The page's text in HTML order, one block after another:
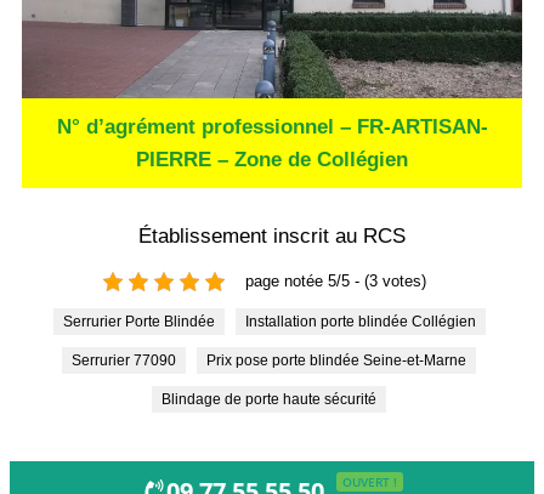
N° d’agrément professionnel – FR-ARTISAN-
PIERRE – Zone de Collégien
Établissement inscrit au RCS
page notée 5/5 - (3 votes)
Serrurier Porte Blindée Installation porte blindée Collégien
Serrurier 77090 Prix pose porte blindée Seine-et-Marne
Blindage de porte haute sécurité
OUVERT !